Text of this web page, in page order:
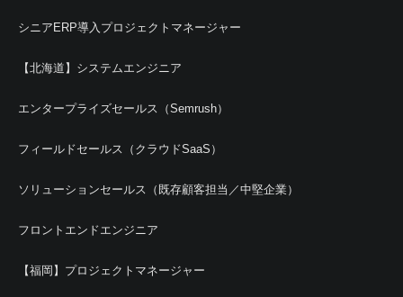
シニアERP導入プロジェクトマネージャー
【北海道】システムエンジニア
エンタープライズセールス（Semrush）
フィールドセールス（クラウドSaaS）
ソリューションセールス（既存顧客担当／中堅企業）
フロントエンドエンジニア
【福岡】プロジェクトマネージャー